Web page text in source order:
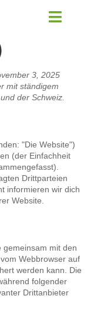
3, 2025
mit ständigem
der Schweiz.
"Die Website")
(der Einfachheit
Drittparteien
informieren wir dich
Website.
gemeinsam mit den
Webbrowser auf
werden kann. Die
folgender
Drittanbieter